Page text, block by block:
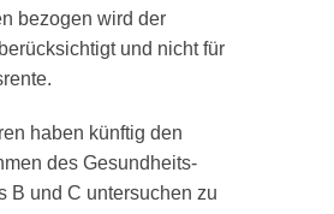
bezogen wird der
und nicht für
haben künftig den
des Gesundheits-
B und C untersuchen zu